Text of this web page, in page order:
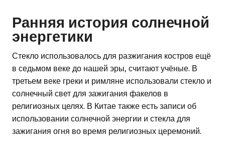
Ранняя история солнечной
энергетики
Стекло использовалось для разжигания костров ещё
в седьмом веке до нашей эры, считают учёные. В
третьем веке греки и римляне использовали стекло и
солнечный свет для зажигания факелов в
религиозных целях. В Китае также есть записи об
использовании солнечной энергии и стекла для
зажигания огня во время религиозных церемоний.